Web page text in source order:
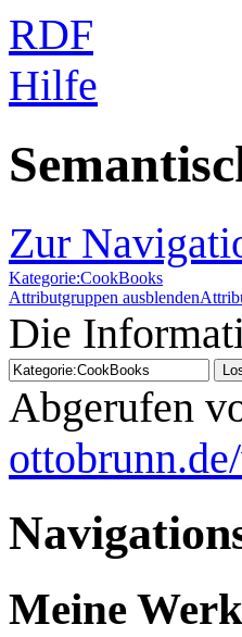
RDF
Hilfe
Zur
Kategorie:CookBooks
Attributgruppen ausblenden
Die
Abgerufen
Meine